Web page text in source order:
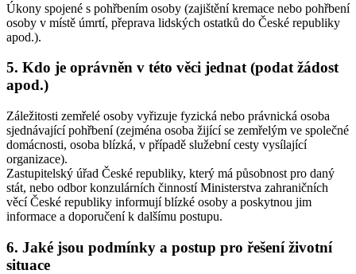
Úkony spojené s pohřbením osoby (zajištění kremace nebo pohřbení
osoby v místě úmrtí, přeprava lidských ostatků do České republiky
apod.).
5. Kdo je oprávněn v této věci jednat (podat žádost
apod.)
Záležitosti zemřelé osoby vyřizuje fyzická nebo právnická osoba
sjednávající pohřbení (zejména osoba žijící se zemřelým ve společné
domácnosti, osoba blízká, v případě služební cesty vysílající
organizace).
Zastupitelský úřad České republiky, který má působnost pro daný
stát, nebo odbor konzulárních činností Ministerstva zahraničních
věcí České republiky informují blízké osoby a poskytnou jim
informace a doporučení k dalšímu postupu.
6. Jaké jsou podmínky a postup pro řešení životní
situace